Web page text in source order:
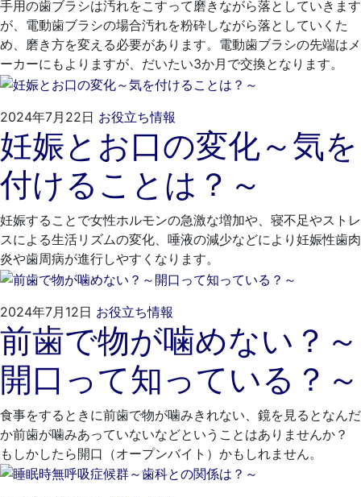
手用の歯ブラシは汚れをこすって磨きながら落としていきます
が、電動歯ブラシの場合汚れを粉砕しながら落としていくた
め、磨き方を変える必要があります。電動歯ブラシの先端はメ
ーカーにもよりますが、だいたい3か月で交換となります。
2024年7月22日 お役立ち情報
年
6
月
28
日
れ
も
と
歯
科
医
院
妊娠とお口の変化～気を
付けることは？～
妊娠することで女性ホルモンの急激な増加や、寝不足やストレ
スによる生活リズムの変化、唾液の減少などにより妊娠性歯肉
炎や歯周病が進行しやすくなります。
2024年7月12日 お役立ち情報
年
6
28
日
れ
も
歯
科
医
院
前歯で物が噛めない？～
開口って知っている？～
食事をするときに前歯で物が噛みきれない、鏡を見るとなんだ
か前歯が噛みあっていないなどということはありませんか？
もしかしたら開口（オープンバイト）かもしれません。